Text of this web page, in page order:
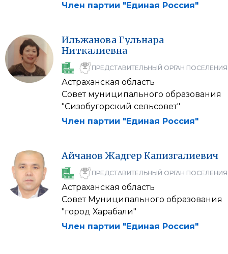
Член партии "Единая Россия"
Ильжанова Гульнара
Ниткалиевна
ПРЕДСТАВИТЕЛЬНЫЙ ОРГАН ПОСЕЛЕНИЯ
Астраханская область
Совет муниципального образования
"Сизобугорский сельсовет"
Член партии "Единая Россия"
Айчанов Жадгер Капизгалиевич
ПРЕДСТАВИТЕЛЬНЫЙ ОРГАН ПОСЕЛЕНИЯ
Астраханская область
Совет Муниципального образования
"город Харабали"
Член партии "Единая Россия"